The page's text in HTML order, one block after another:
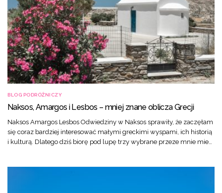
BLOG PODRÓŻNICZY
Naksos, Amargos i Lesbos – mniej znane oblicza Grecji
Naksos Amargos Lesbos Odwiedziny w Naksos sprawiły, że zaczęłam
się coraz bardziej interesować małymi greckimi wyspami, ich historią
i kulturą. Dlatego dziś biorę pod lupę trzy wybrane przeze mnie mie…